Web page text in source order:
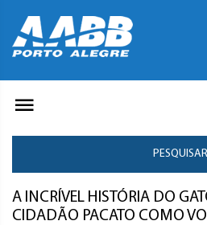
PESQUISAR
A INCRÍVEL HISTÓRIA DO
CIDADÃO PACATO COMO